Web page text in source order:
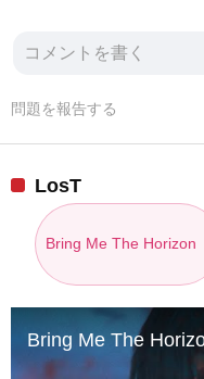
問題を報告する
LosT
Bring Me The Horizon
Bring Me The